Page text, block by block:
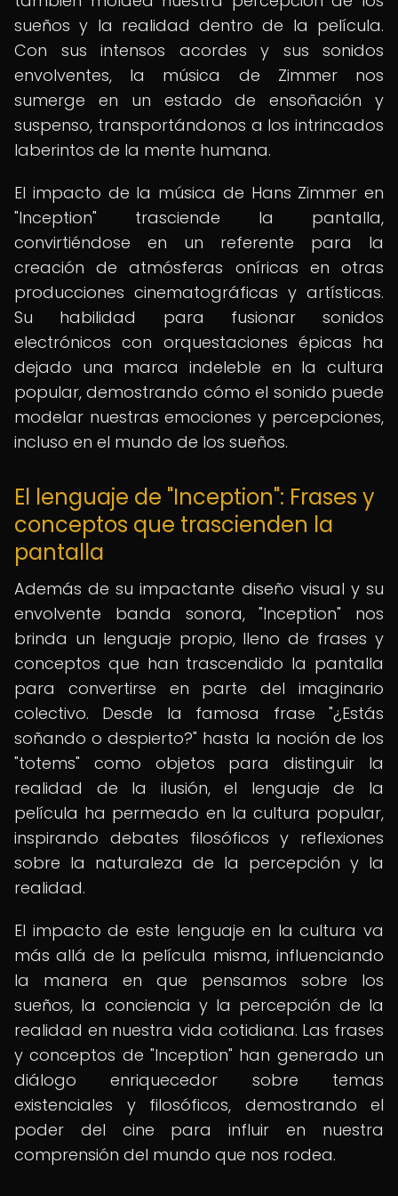
sueños y la realidad dentro de la película.
Con sus intensos acordes y sus sonidos
envolventes, la música de Zimmer nos
sumerge en un estado de ensoñación y
suspenso, transportándonos a los intrincados
laberintos de la mente humana.
El impacto de la música de Hans Zimmer en
"Inception" trasciende la pantalla,
convirtiéndose en un referente para la
creación de atmósferas oníricas en otras
producciones cinematográficas y artísticas.
Su habilidad para fusionar sonidos
electrónicos con orquestaciones épicas ha
dejado una marca indeleble en la cultura
popular, demostrando cómo el sonido puede
modelar nuestras emociones y percepciones,
incluso en el mundo de los sueños.
El lenguaje de "Inception": Frases y
conceptos que trascienden la
pantalla
Además de su impactante diseño visual y su
envolvente banda sonora, "Inception" nos
brinda un lenguaje propio, lleno de frases y
conceptos que han trascendido la pantalla
para convertirse en parte del imaginario
colectivo. Desde la famosa frase "¿Estás
soñando o despierto?" hasta la noción de los
"totems" como objetos para distinguir la
realidad de la ilusión, el lenguaje de la
película ha permeado en la cultura popular,
inspirando debates filosóficos y reflexiones
sobre la naturaleza de la percepción y la
realidad.
El impacto de este lenguaje en la cultura va
más allá de la película misma, influenciando
la manera en que pensamos sobre los
sueños, la conciencia y la percepción de la
realidad en nuestra vida cotidiana. Las frases
y conceptos de "Inception" han generado un
diálogo enriquecedor sobre temas
existenciales y filosóficos, demostrando el
poder del cine para influir en nuestra
comprensión del mundo que nos rodea.